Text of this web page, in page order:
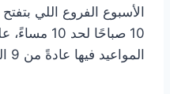
الأسبوع الفروع اللي
10 صباحًا
المواعيد فيها عادةً من 9 الصبح لحد 11 بالليل.